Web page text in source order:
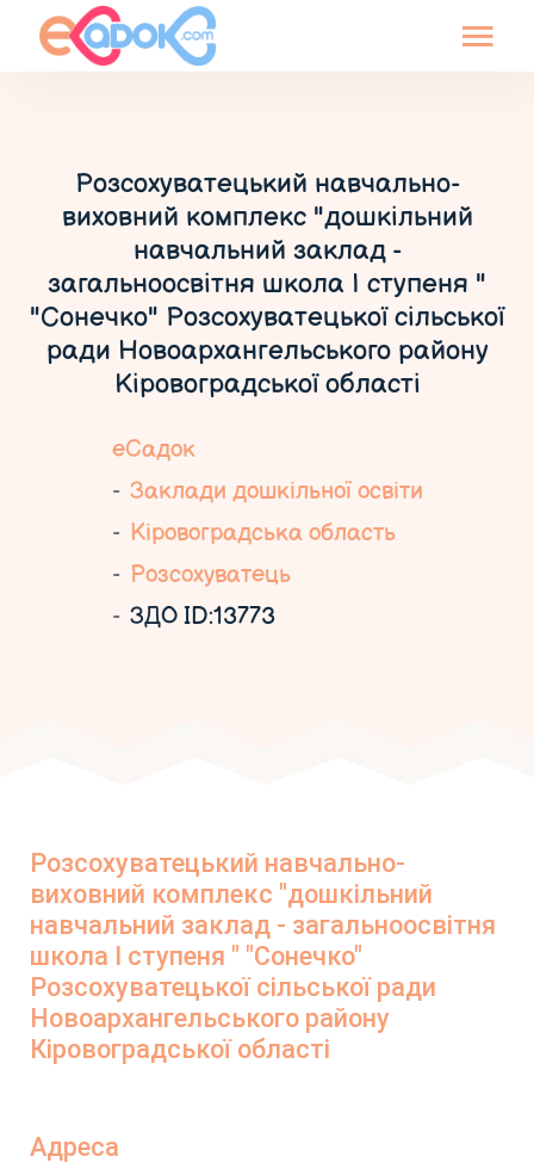
Розсохуватецький навчально-
виховний комплекс "дошкільний
навчальний заклад -
загальноосвітня школа І ступеня "
"Сонечко" Розсохуватецької сільської
ради Новоархангельського району
Кіровоградської області
еСадок
Заклади дошкільної освіти
Кіровоградська область
Розсохуватець
ЗДО ID:13773
Розсохуватецький навчально-
виховний комплекс "дошкільний
навчальний заклад - загальноосвітня
школа І ступеня " "Сонечко"
Розсохуватецької сільської ради
Новоархангельського району
Кіровоградської області
Адреса